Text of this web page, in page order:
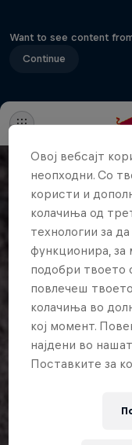
Want to see content
Continue
Овој вебсајт
неопходни. Со
користи и
колачиња од
технологии за
функционира, за
подобри твоето
повлечеш
колачиња во
кој момент.
најдени во
Поставките за